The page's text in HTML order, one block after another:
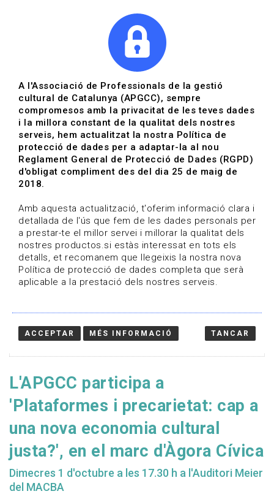
Agenda | Polítiques
culturals
Data de publicació: 23-09-2025
HOME
L'APGCC participa a
'Plataformes i precarietat: cap a
una nova economia cultural
justa?', en el marc d'Àgora Cívica
Dimecres 1 d'octubre a les 17.30 h a l'Auditori Meier
del MACBA
A l'Associació de Professionals de la gestió
cultural de Catalunya (APGCC), sempre
compromesos amb la privacitat de les teves dades
i la millora constant de la qualitat dels nostres
serveis, hem actualitzat la nostra Política de
protecció de dades per a adaptar-la al nou
Reglament General de Protecció de Dades (RGPD)
d'obligat compliment des del dia 25 de maig de
2018.
Amb aquesta actualització, t'oferim informació clara i
detallada de l'ús que fem de les dades personals per
a prestar-te el millor servei i millorar la qualitat dels
nostres productos.si estàs interessat en tots els
detalls, et recomanem que llegeixis la nostra nova
Política de protecció de dades completa que serà
aplicable a la prestació dels nostres serveis.
ACCEPTAR MÉS INFORMACIÓ TANCAR